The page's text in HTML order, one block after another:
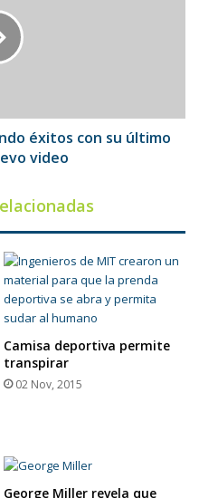
éxitos con su último
video
Camisa deportiva permite
transpirar
02 Nov, 2015
George Miller revela que